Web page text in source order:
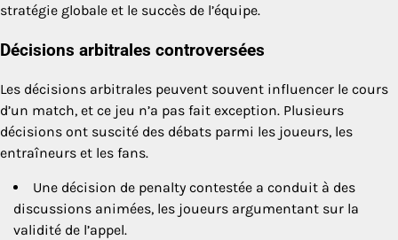
stratégie globale et le succès de l’équipe.
Décisions arbitrales controversées
Les décisions arbitrales peuvent souvent influencer le cours
d’un match, et ce jeu n’a pas fait exception. Plusieurs
décisions ont suscité des débats parmi les joueurs, les
entraîneurs et les fans.
Une décision de penalty contestée a conduit à des
discussions animées, les joueurs argumentant sur la
validité de l’appel.